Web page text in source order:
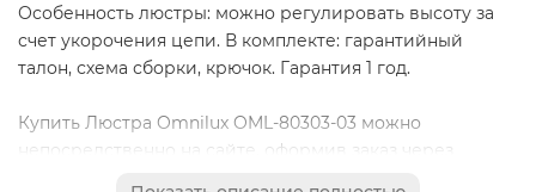
Особенность люстры: можно регулировать высоту за
счет укорочения цепи. В комплекте: гарантийный
талон, схема сборки, крючок. Гарантия 1 год.
Купить Люстра Omnilux OML-80303-03 можно
непосредственно на сайте, оформив заказ через